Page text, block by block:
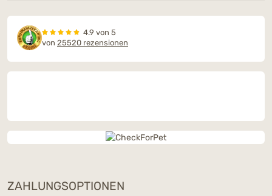
4.9 von 5
von 25520 rezensionen
ZAHLUNGSOPTIONEN